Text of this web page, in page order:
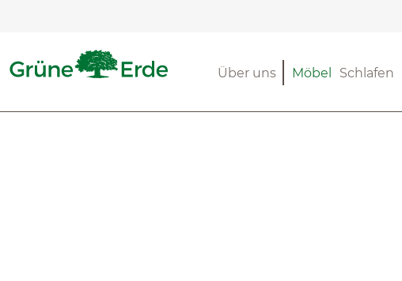
Möbel Schlafen
Über uns